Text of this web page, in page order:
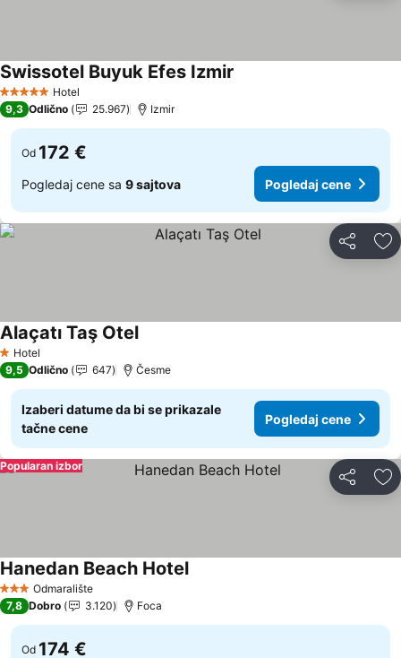
5 ZvezdiceHotel
Swissotel Buyuk Efes Izmir
9,3 Odlično 25.967 Izmir
Od 172 €
Pogledaj cene sa 9 sajtova Pogledaj cene
Deli
1 Zvezdice
Hotel
Alaçatı Taş Otel
9,5 Odlično 647 Česme
Izaberi datume da bi se prikazale
tačne cene
Pogledaj cene
Deli
Popularan izbor
3 ZvezdiceOdmaralište
Hanedan Beach Hotel
7,8 Dobro 3.120 Foca
Od 174 €